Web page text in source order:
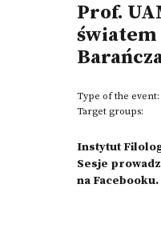
Prof.
światem
Type of the event:
Target groups:
Instytut
Sesje
na Facebooku.